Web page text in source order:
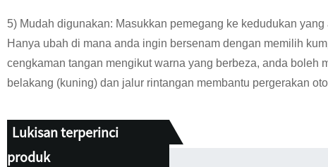
5) Mudah digunakan: Masukkan pemegang ke kedudukan
Hanya ubah di mana anda ingin bersenam dengan memilih
cengkaman tangan mengikut warna yang berbeza, anda boleh
belakang (kuning) dan jalur rintangan membantu pergerakan
Lukisan terperinci
produk